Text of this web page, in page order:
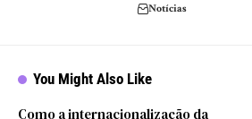
Notícias
You Might Also Like
Como a internacionalização da